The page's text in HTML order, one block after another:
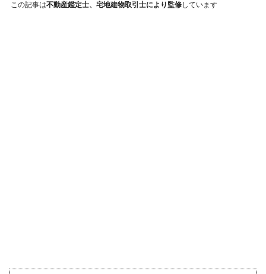
この記事は不動産鑑定士、宅地建物取引士により監修しています